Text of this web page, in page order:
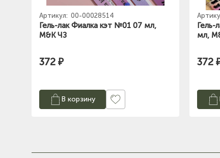
Артикул: 00-00028514
Гель-лак Фиалка кэт №01 07 мл,
M&K ЧЗ
372 ₽
В корзину
Гель-
мл,
372